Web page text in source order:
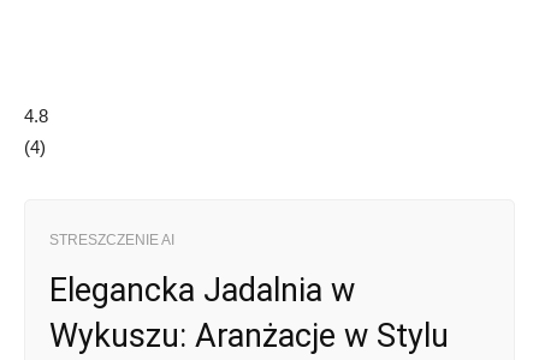
4.8
(4)
STRESZCZENIE AI
Elegancka Jadalnia w
Wykuszu: Aranżacje w Stylu